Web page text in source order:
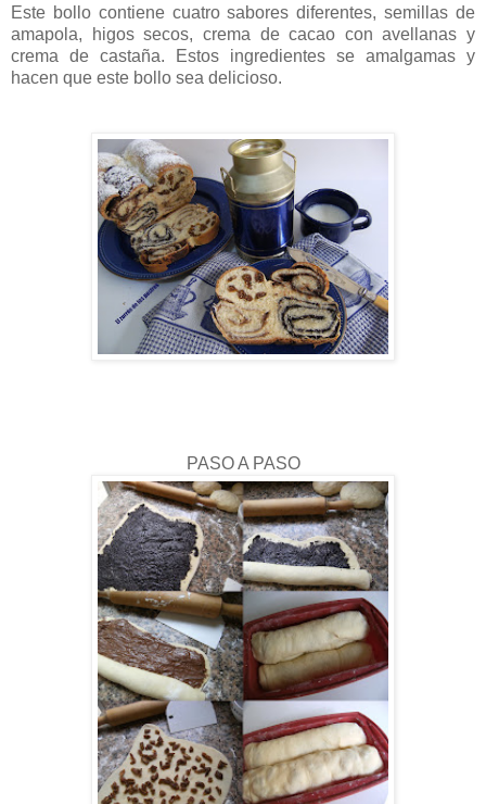
Este bollo contiene cuatro sabores diferentes, semillas de
amapola, higos secos, crema de cacao con avellanas y
crema de castaña. Estos ingredientes se amalgamas y
hacen que este bollo sea delicioso.
PASO A PASO